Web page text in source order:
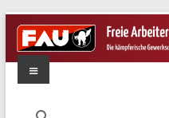
Zum
Inhalt
springen
FAU
Menü